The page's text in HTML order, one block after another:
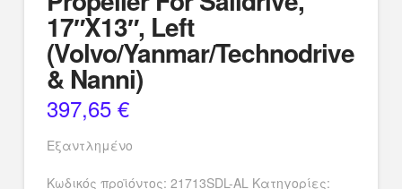
17″X13″, Left
(Volvo/Yanmar/Technodrive
& Nanni)
397,65 €
Εξαντλημένο
Κωδικός προϊόντος: 21713SDL-AL Κατηγορίες: